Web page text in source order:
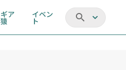
ギア
猿
イベン
ト